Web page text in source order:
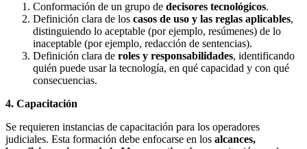
Conformación de un grupo de decisores tecnológicos.
Definición clara de los casos de uso y las reglas aplicables,
distinguiendo lo aceptable (por ejemplo, resúmenes) de lo
inaceptable (por ejemplo, redacción de sentencias).
Definición clara de roles y responsabilidades, identificando
quién puede usar la tecnología, en qué capacidad y con qué
consecuencias.
4. Capacitación
Se requieren instancias de capacitación para los operadores
judiciales. Esta formación debe enfocarse en los alcances,